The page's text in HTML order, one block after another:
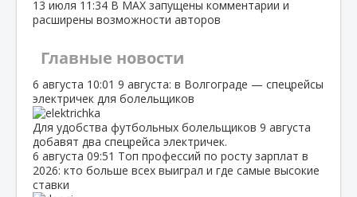
13 июля 11:34 В МАХ запущены комментарии и
расширены возможности авторов
Главные новости
6 августа 10:01 9 августа: в Волгограде — спецрейсы
электричек для болельщиков
Для удобства футбольных болельщиков 9 августа
добавят два спецрейса электричек.
6 августа 09:51 Топ профессий по росту зарплат в
2026: кто больше всех выиграл и где самые высокие
ставки